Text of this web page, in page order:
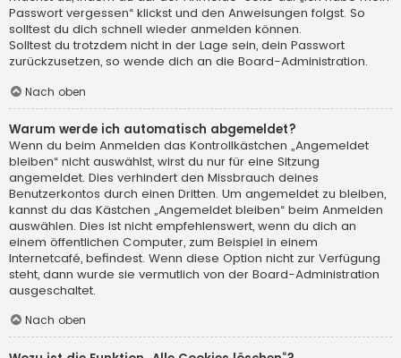
Passwort vergessen“ klickst und den Anweisungen folgst. So
solltest du dich schnell wieder anmelden können.
Solltest du trotzdem nicht in der Lage sein, dein Passwort
zurückzusetzen, so wende dich an die Board-Administration.
Nach oben
Warum werde ich automatisch abgemeldet?
Wenn du beim Anmelden das Kontrollkästchen „Angemeldet
bleiben“ nicht auswählst, wirst du nur für eine Sitzung
angemeldet. Dies verhindert den Missbrauch deines
Benutzerkontos durch einen Dritten. Um angemeldet zu bleiben,
kannst du das Kästchen „Angemeldet bleiben“ beim Anmelden
auswählen. Dies ist nicht empfehlenswert, wenn du dich an
einem öffentlichen Computer, zum Beispiel in einem
Internetcafé, befindest. Wenn diese Option nicht zur Verfügung
steht, dann wurde sie vermutlich von der Board-Administration
ausgeschaltet.
Nach oben